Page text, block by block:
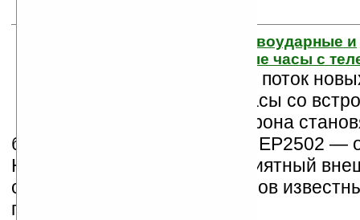
20. EP2502 — противоударные и
водонепроницаемые часы с
Судя по тому, что поток
прекращается, часы со
функциями телефона
более популярными. Гаджет EP2502 —
Новинка имеет довольно приятный
стиле дорогих наручных часов
производителей.